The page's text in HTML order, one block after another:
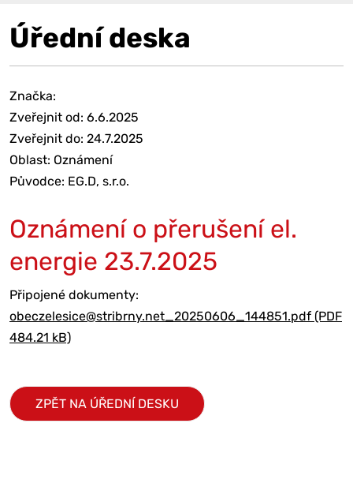
Úřední deska
Značka:
Zveřejnit od: 6.6.2025
Zveřejnit do: 24.7.2025
Oblast: Oznámení
Původce: EG.D, s.r.o.
Oznámení o přerušení el.
energie 23.7.2025
Připojené dokumenty:
obeczelesice@stribrny.net_20250606_144851.pdf (PDF
484.21 kB)
ZPĚT NA ÚŘEDNÍ DESKU